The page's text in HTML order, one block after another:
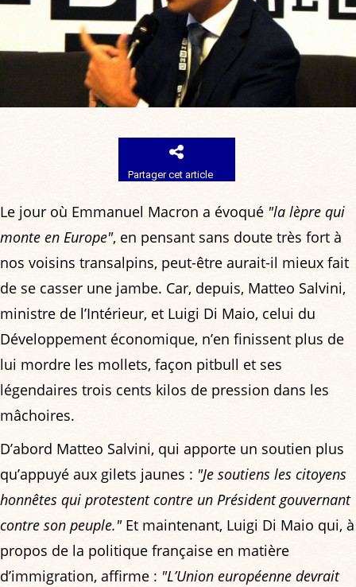
Partager cet article
Le jour où Emmanuel Macron a évoqué "la lèpre qui
monte en Europe", en pensant sans doute très fort à
nos voisins transalpins, peut-être aurait-il mieux fait
de se casser une jambe. Car, depuis, Matteo Salvini,
ministre de l’Intérieur, et Luigi Di Maio, celui du
Développement économique, n’en finissent plus de
lui mordre les mollets, façon pitbull et ses
légendaires trois cents kilos de pression dans les
mâchoires.
D’abord Matteo Salvini, qui apporte un soutien plus
qu’appuyé aux gilets jaunes : "Je soutiens les citoyens
honnêtes qui protestent contre un Président gouvernant
contre son peuple."Et maintenant, Luigi Di Maio qui, à
propos de la politique française en matière
d’immigration, affirme : "L’Union européenne devrait